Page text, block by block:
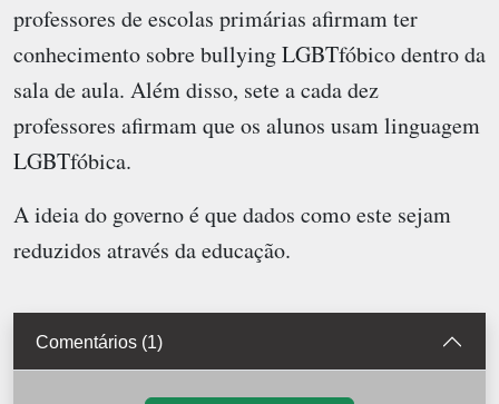
professores de escolas primárias afirmam ter
conhecimento sobre bullying LGBTfóbico dentro da
sala de aula. Além disso, sete a cada dez
professores afirmam que os alunos usam linguagem
LGBTfóbica.
A ideia do governo é que dados como este sejam
reduzidos através da educação.
Comentários (1)